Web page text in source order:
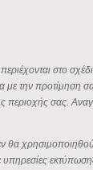
στο
με την προτίμηση
περιοχής σας.
θα
υπηρεσίες